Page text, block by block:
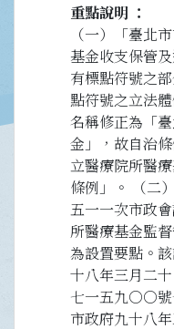
重點說明
（一）「臺北
基金收支保管
有標點符號之
點符號之立法
名稱修正為「
金」，故自治
立醫療院所醫
條例」。 （二
五一一次市政
所醫療基金監
為設置要點。
十八年三月二
七一五九○○號
市政府九十八